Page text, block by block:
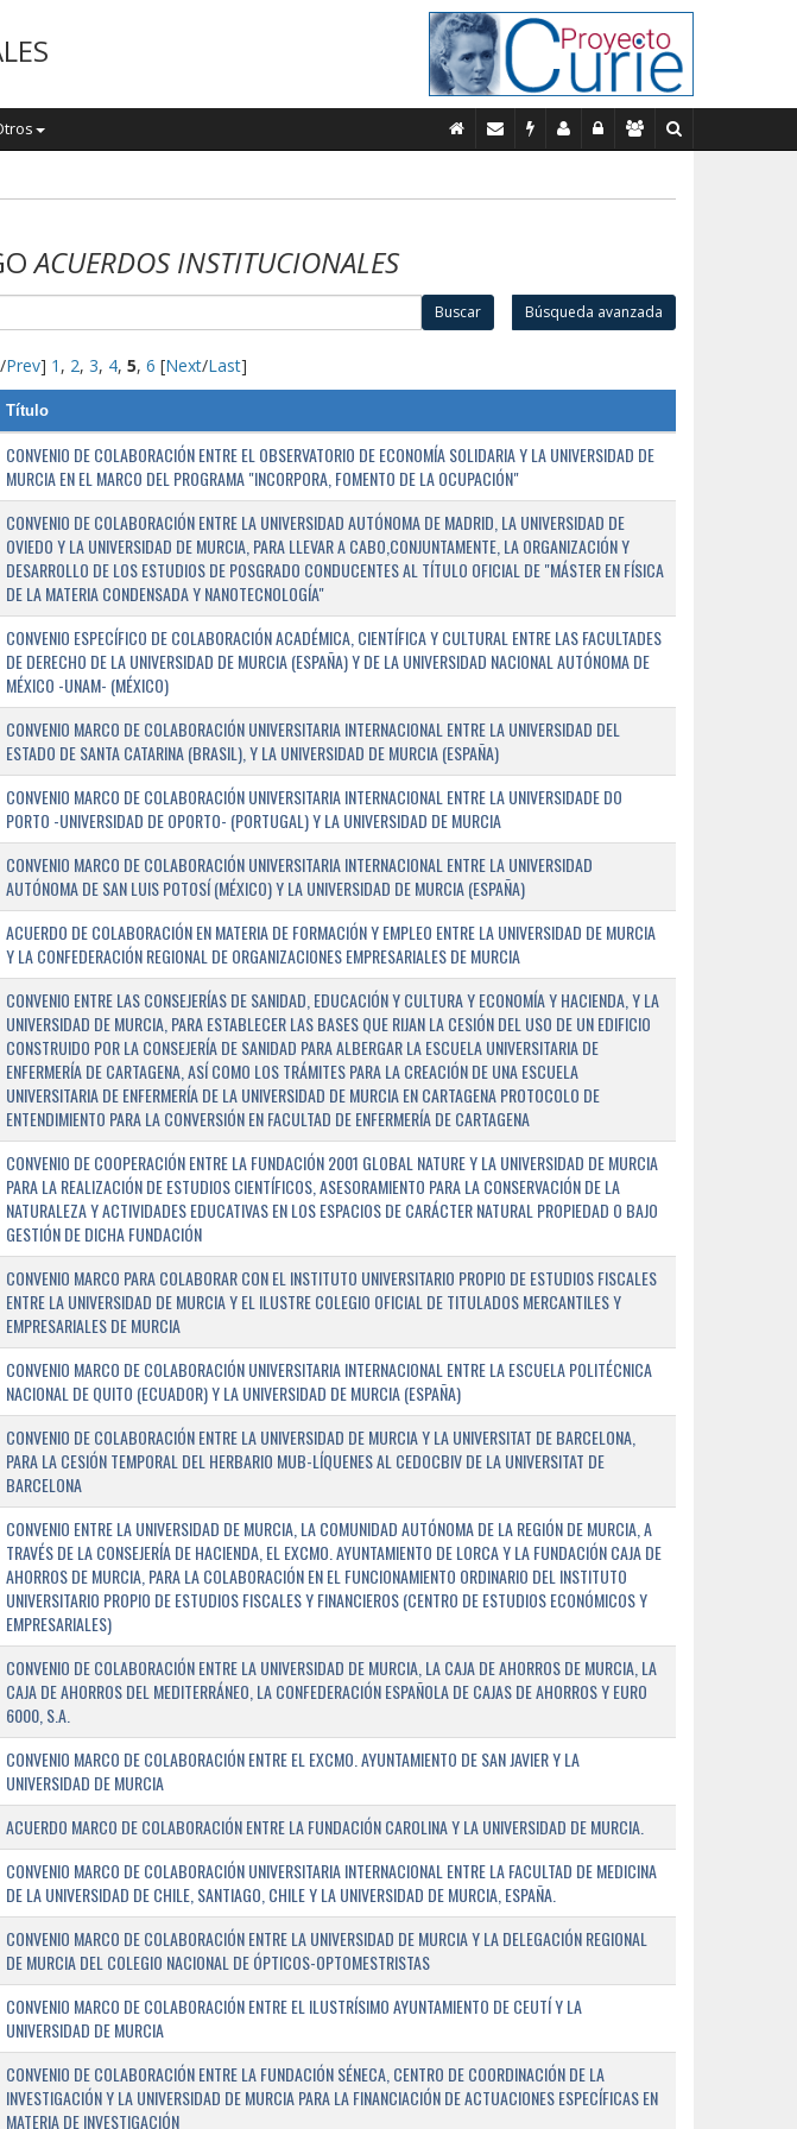
ACUERDOS INSTITUCIONALES
Buscar Búsqueda avanzada
/Prev] 1 , 2, 3, 4, 5, 6 [Next/Last]
Título
CONVENIO DE COLABORACIÓN ENTRE EL OBSERVATORIO DE ECONOMÍA SOLIDARIA Y LA UNIVERSIDAD DE
MURCIA EN EL MARCO DEL PROGRAMA "INCORPORA, FOMENTO DE LA OCUPACIÓN"
CONVENIO DE COLABORACIÓN ENTRE LA UNIVERSIDAD AUTÓNOMA DE MADRID, LA UNIVERSIDAD DE
OVIEDO Y LA UNIVERSIDAD DE MURCIA, PARA LLEVAR A CABO,CONJUNTAMENTE, LA ORGANIZACIÓN Y
DESARROLLO DE LOS ESTUDIOS DE POSGRADO CONDUCENTES AL TÍTULO OFICIAL DE "MÁSTER EN FÍSICA
DE LA MATERIA CONDENSADA Y NANOTECNOLOGÍA"
CONVENIO ESPECÍFICO DE COLABORACIÓN ACADÉMICA, CIENTÍFICA Y CULTURAL ENTRE LAS FACULTADES
DE DERECHO DE LA UNIVERSIDAD DE MURCIA (ESPAÑA) Y DE LA UNIVERSIDAD NACIONAL AUTÓNOMA DE
MÉXICO -UNAM- (MÉXICO)
CONVENIO MARCO DE COLABORACIÓN UNIVERSITARIA INTERNACIONAL ENTRE LA UNIVERSIDAD DEL
ESTADO DE SANTA CATARINA (BRASIL), Y LA UNIVERSIDAD DE MURCIA (ESPAÑA)
CONVENIO MARCO DE COLABORACIÓN UNIVERSITARIA INTERNACIONAL ENTRE LA UNIVERSIDADE DO
PORTO -UNIVERSIDAD DE OPORTO- (PORTUGAL) Y LA UNIVERSIDAD DE MURCIA
CONVENIO MARCO DE COLABORACIÓN UNIVERSITARIA INTERNACIONAL ENTRE LA UNIVERSIDAD
AUTÓNOMA DE SAN LUIS POTOSÍ (MÉXICO) Y LA UNIVERSIDAD DE MURCIA (ESPAÑA)
ACUERDO DE COLABORACIÓN EN MATERIA DE FORMACIÓN Y EMPLEO ENTRE LA UNIVERSIDAD DE MURCIA
Y LA CONFEDERACIÓN REGIONAL DE ORGANIZACIONES EMPRESARIALES DE MURCIA
CONVENIO ENTRE LAS CONSEJERÍAS DE SANIDAD, EDUCACIÓN Y CULTURA Y ECONOMÍA Y HACIENDA, Y LA
UNIVERSIDAD DE MURCIA, PARA ESTABLECER LAS BASES QUE RIJAN LA CESIÓN DEL USO DE UN EDIFICIO
CONSTRUIDO POR LA CONSEJERÍA DE SANIDAD PARA ALBERGAR LA ESCUELA UNIVERSITARIA DE
ENFERMERÍA DE CARTAGENA, ASÍ COMO LOS TRÁMITES PARA LA CREACIÓN DE UNA ESCUELA
UNIVERSITARIA DE ENFERMERÍA DE LA UNIVERSIDAD DE MURCIA EN CARTAGENA PROTOCOLO DE
ENTENDIMIENTO PARA LA CONVERSIÓN EN FACULTAD DE ENFERMERÍA DE CARTAGENA
CONVENIO DE COOPERACIÓN ENTRE LA FUNDACIÓN 2001 GLOBAL NATURE Y LA UNIVERSIDAD DE MURCIA
PARA LA REALIZACIÓN DE ESTUDIOS CIENTÍFICOS, ASESORAMIENTO PARA LA CONSERVACIÓN DE LA
NATURALEZA Y ACTIVIDADES EDUCATIVAS EN LOS ESPACIOS DE CARÁCTER NATURAL PROPIEDAD O BAJO
GESTIÓN DE DICHA FUNDACIÓN
CONVENIO MARCO PARA COLABORAR CON EL INSTITUTO UNIVERSITARIO PROPIO DE ESTUDIOS FISCALES
ENTRE LA UNIVERSIDAD DE MURCIA Y EL ILUSTRE COLEGIO OFICIAL DE TITULADOS MERCANTILES Y
EMPRESARIALES DE MURCIA
CONVENIO MARCO DE COLABORACIÓN UNIVERSITARIA INTERNACIONAL ENTRE LA ESCUELA POLITÉCNICA
NACIONAL DE QUITO (ECUADOR) Y LA UNIVERSIDAD DE MURCIA (ESPAÑA)
CONVENIO DE COLABORACIÓN ENTRE LA UNIVERSIDAD DE MURCIA Y LA UNIVERSITAT DE BARCELONA,
PARA LA CESIÓN TEMPORAL DEL HERBARIO MUB-LÍQUENES AL CEDOCBIV DE LA UNIVERSITAT DE
BARCELONA
CONVENIO ENTRE LA UNIVERSIDAD DE MURCIA, LA COMUNIDAD AUTÓNOMA DE LA REGIÓN DE MURCIA, A
TRAVÉS DE LA CONSEJERÍA DE HACIENDA, EL EXCMO. AYUNTAMIENTO DE LORCA Y LA FUNDACIÓN CAJA DE
AHORROS DE MURCIA, PARA LA COLABORACIÓN EN EL FUNCIONAMIENTO ORDINARIO DEL INSTITUTO
UNIVERSITARIO PROPIO DE ESTUDIOS FISCALES Y FINANCIEROS (CENTRO DE ESTUDIOS ECONÓMICOS Y
EMPRESARIALES)
CONVENIO DE COLABORACIÓN ENTRE LA UNIVERSIDAD DE MURCIA, LA CAJA DE AHORROS DE MURCIA, LA
CAJA DE AHORROS DEL MEDITERRÁNEO, LA CONFEDERACIÓN ESPAÑOLA DE CAJAS DE AHORROS Y EURO
6000, S.A.
CONVENIO MARCO DE COLABORACIÓN ENTRE EL EXCMO. AYUNTAMIENTO DE SAN JAVIER Y LA
UNIVERSIDAD DE MURCIA
ACUERDO MARCO DE COLABORACIÓN ENTRE LA FUNDACIÓN CAROLINA Y LA UNIVERSIDAD DE MURCIA.
CONVENIO MARCO DE COLABORACIÓN UNIVERSITARIA INTERNACIONAL ENTRE LA FACULTAD DE MEDICINA
DE LA UNIVERSIDAD DE CHILE, SANTIAGO, CHILE Y LA UNIVERSIDAD DE MURCIA, ESPAÑA.
CONVENIO MARCO DE COLABORACIÓN ENTRE LA UNIVERSIDAD DE MURCIA Y LA DELEGACIÓN REGIONAL
DE MURCIA DEL COLEGIO NACIONAL DE ÓPTICOS-OPTOMESTRISTAS
CONVENIO MARCO DE COLABORACIÓN ENTRE EL ILUSTRÍSIMO AYUNTAMIENTO DE CEUTÍ Y LA
UNIVERSIDAD DE MURCIA
CONVENIO DE COLABORACIÓN ENTRE LA FUNDACIÓN SÉNECA, CENTRO DE COORDINACIÓN DE LA
INVESTIGACIÓN Y LA UNIVERSIDAD DE MURCIA PARA LA FINANCIACIÓN DE ACTUACIONES ESPECÍFICAS EN
MATERIA DE INVESTIGACIÓN